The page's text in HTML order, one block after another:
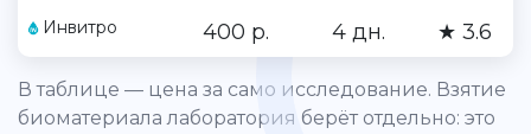
Инвитро 400 р. 4 дн. ★ 3.6
В таблице — цена за само исследование. Взятие
биоматериала лаборатория берёт отдельно: это